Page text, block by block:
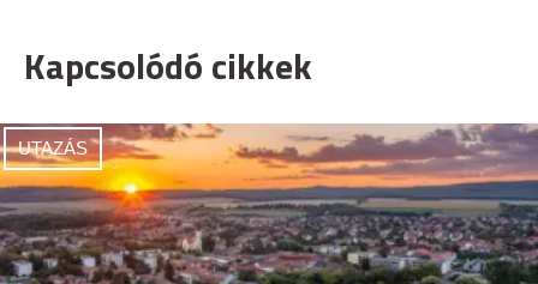
Kapcsolódó cikkek
UTAZÁS